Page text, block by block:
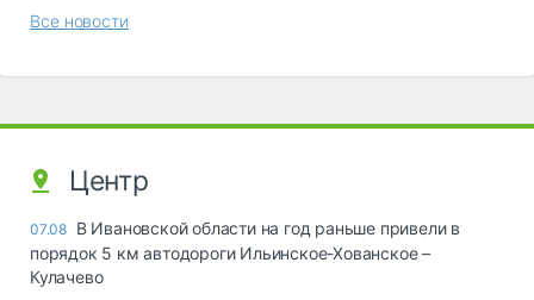
Все новости
Центр
07.08 В Ивановской области на год раньше привели в
порядок 5 км автодороги Ильинское-Хованское –
Кулачево